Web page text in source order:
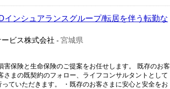
インシュアランスグループ/転居を伴う転勤な
ビス株式会社 - 宮城県
害保険と生命保険のご提案をお任せします。 既存のお客
まの既契約のフォロー、ライフコンサルタントとして
ていただきます。 ・既存のお客さまに安心と安全をお